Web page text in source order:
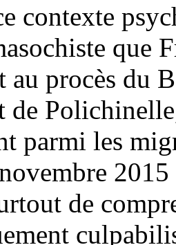
contexte
que
au procès du
de
parmi les
de